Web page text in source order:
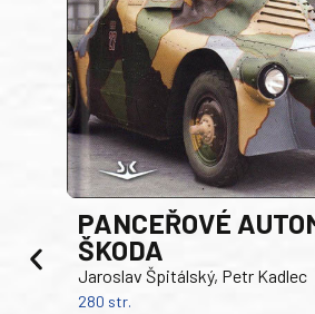
PANCEŘOVÉ
ŠKODA
Jaroslav Špitálský, Petr Kadlec
280 str.